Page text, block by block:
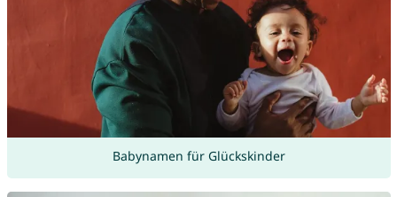
Babynamen für Glückskinder